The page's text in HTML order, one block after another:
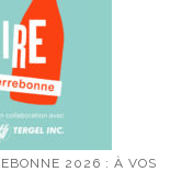
2026 : À VOS